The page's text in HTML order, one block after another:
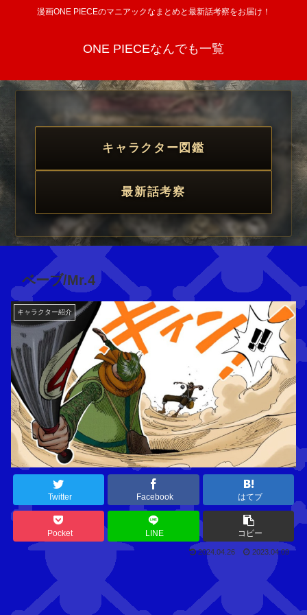
漫画ONE PIECEのマニアックなまとめと最新話考察をお届け！
ONE PIECEなんでも一覧
キャラクター図鑑
最新話考察
ベーブ/Mr.4
キャラクター紹介
Twitter Facebook はてブ
Pocket LINE コピー
2024.04.26 2023.04.09